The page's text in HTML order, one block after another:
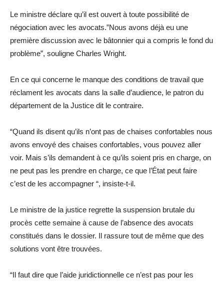
Le ministre déclare qu’il est ouvert à toute possibilité de
négociation avec les avocats.”Nous avons déjà eu une
première discussion avec le bâtonnier qui a compris le fond du
problème”, souligne Charles Wright.
En ce qui concerne le manque des conditions de travail que
réclament les avocats dans la salle d’audience, le patron du
département de la Justice dit le contraire.
“Quand ils disent qu’ils n’ont pas de chaises confortables nous
avons envoyé des chaises confortables, vous pouvez aller
voir. Mais s’ils demandent à ce qu’ils soient pris en charge, on
ne peut pas les prendre en charge, ce que l’État peut faire
c’est de les accompagner “, insiste-t-il.
Le ministre de la justice regrette la suspension brutale du
procès cette semaine à cause de l’absence des avocats
constitués dans le dossier. Il rassure tout de même que des
solutions vont être trouvées.
“Il faut dire que l’aide juridictionnelle ce n’est pas pour les